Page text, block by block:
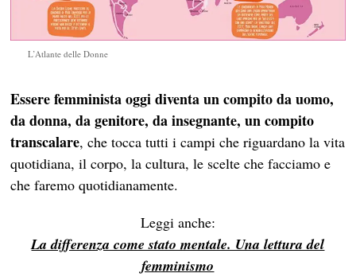
L’Atlante delle Donne
Essere femminista oggi diventa un compito da uomo,
da donna, da genitore, da insegnante, un compito
transcalare, che tocca tutti i campi che riguardano la vita
quotidiana, il corpo, la cultura, le scelte che facciamo e
che faremo quotidianamente.
Leggi anche:
La differenza come stato mentale. Una lettura del
femminismo